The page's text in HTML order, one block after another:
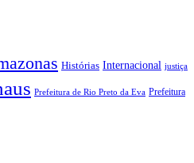
Histórias Internacional justiça
Prefeitura de Rio Preto da Eva Prefeitura